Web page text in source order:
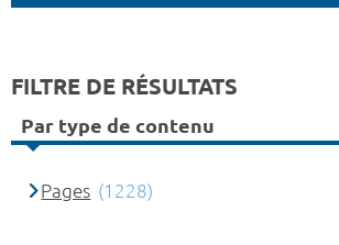
FILTRE DE RÉSULTATS
Par type de contenu
Pages (1228)